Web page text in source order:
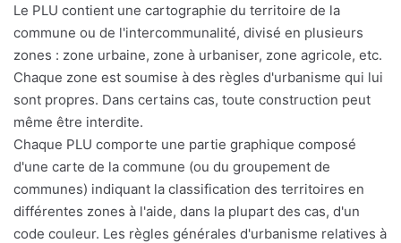
Le PLU contient une cartographie du territoire de la
commune ou de l'intercommunalité, divisé en plusieurs
zones : zone urbaine, zone à urbaniser, zone agricole, etc.
Chaque zone est soumise à des règles d'urbanisme qui lui
sont propres. Dans certains cas, toute construction peut
même être interdite.
Chaque PLU comporte une partie graphique composé
d'une carte de la commune (ou du groupement de
communes) indiquant la classification des territoires en
différentes zones à l'aide, dans la plupart des cas, d'un
code couleur. Les règles générales d'urbanisme relatives à